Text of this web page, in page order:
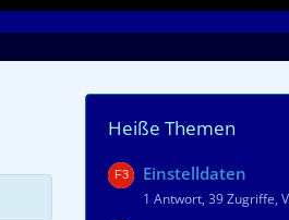
Heiße Themen
Einstelldaten
1 Antwort, 39 Zugriffe,